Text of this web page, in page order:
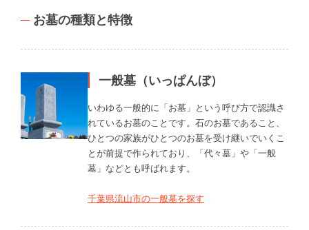
お墓の種類と特徴
一般墓（いっぱんぼ）
いわゆる一般的に「お墓」という呼び方で認識さ
れているお墓のことです。石のお墓であること、
ひとつの家族がひとつのお墓を受け継いでいくこ
とが前提で作られており、「代々墓」や「一般
墓」などとも呼ばれます。
千葉県流山市の一般墓を探す